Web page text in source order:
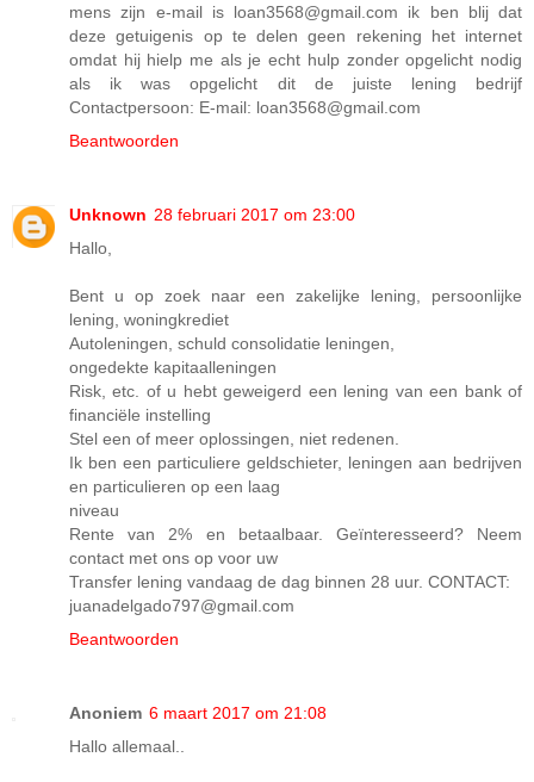
mens zijn e-mail is loan3568@gmail.com ik ben blij dat
deze getuigenis op te delen geen rekening het internet
omdat hij hielp me als je echt hulp zonder opgelicht nodig
als ik was opgelicht dit de juiste lening bedrijf
Contactpersoon: E-mail: loan3568@gmail.com
Beantwoorden
Unknown 28 februari 2017 om 23:00
Hallo,
Bent u op zoek naar een zakelijke lening, persoonlijke
lening, woningkrediet
Autoleningen, schuld consolidatie leningen,
ongedekte kapitaalleningen
Risk, etc. of u hebt geweigerd een lening van een bank of
financiële instelling
Stel een of meer oplossingen, niet redenen.
Ik ben een particuliere geldschieter, leningen aan bedrijven
en particulieren op een laag
niveau
Rente van 2% en betaalbaar. Geïnteresseerd? Neem
contact met ons op voor uw
Transfer lening vandaag de dag binnen 28 uur. CONTACT:
juanadelgado797@gmail.com
Beantwoorden
Anoniem 6 maart 2017 om 21:08
Hallo allemaal..